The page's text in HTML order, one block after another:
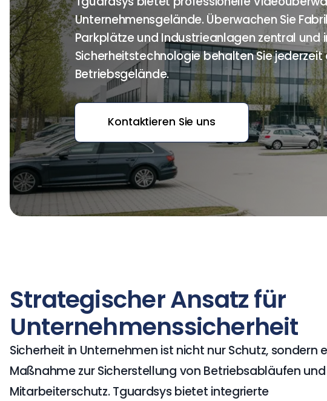
Unternehmensgelände. Überwachen Sie
Parkplätze und Industrieanlagen zentral und
Sicherheitstechnologie behalten Sie
Betriebsgelände.
Kontaktieren Sie uns
Strategischer Ansatz für
Unternehmenssicherheit
Sicherheit in Unternehmen ist nicht nur Schutz, sondern
Maßnahme zur Sicherstellung von Betriebsabläufen und
Mitarbeiterschutz. Tguardsys bietet integrierte